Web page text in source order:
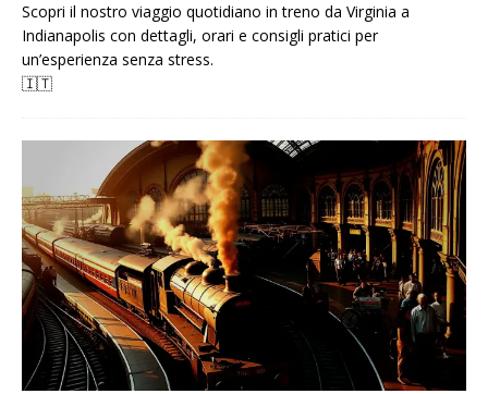
Scopri il nostro viaggio quotidiano in treno da Virginia a
Indianapolis con dettagli, orari e consigli pratici per
un’esperienza senza stress.
🇮🇹